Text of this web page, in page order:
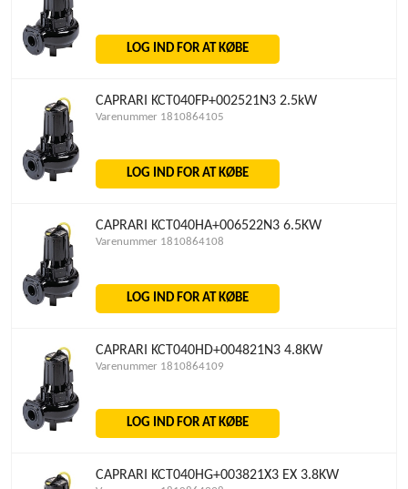
LOG IND FOR AT KØBE
CAPRARI KCT040FP+002521N3 2.5kW
Varenummer 1810864105
LOG IND FOR AT KØBE
CAPRARI KCT040HA+006522N3 6.5KW
Varenummer 1810864108
LOG IND FOR AT KØBE
CAPRARI KCT040HD+004821N3 4.8KW
Varenummer 1810864109
LOG IND FOR AT KØBE
CAPRARI KCT040HG+003821X3 EX 3.8KW